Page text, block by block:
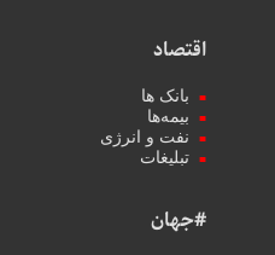
اقتصاد
بانک ها
بیمه‌ها
نفت و انرژی
تبلیغات
#جهان